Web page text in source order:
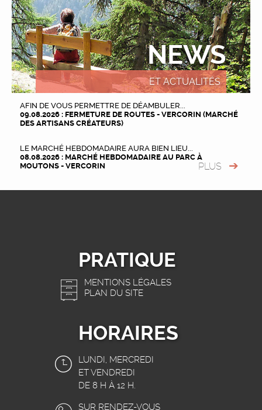
NEWS
ET ACTUALITÉS
AFIN DE VOUS PERMETTRE DE DÉAMBULER...
09.08.2026 : FERMETURE DE ROUTES - VERCORIN (MARCHÉ
DES ARTISANS CRÉATEURS)
LE MARCHÉ HEBDOMADAIRE AURA BIEN LIEU...
08.08.2026 : MARCHÉ HEBDOMADAIRE AU PARC À
MOUTONS - VERCORIN
PLUS
PRATIQUE
MENTIONS LÉGALES
PLAN DU SITE
HORAIRES
LUNDI, MERCREDI
ET VENDREDI
DE 8 H À 12 H.
SUR RENDEZ-VOUS